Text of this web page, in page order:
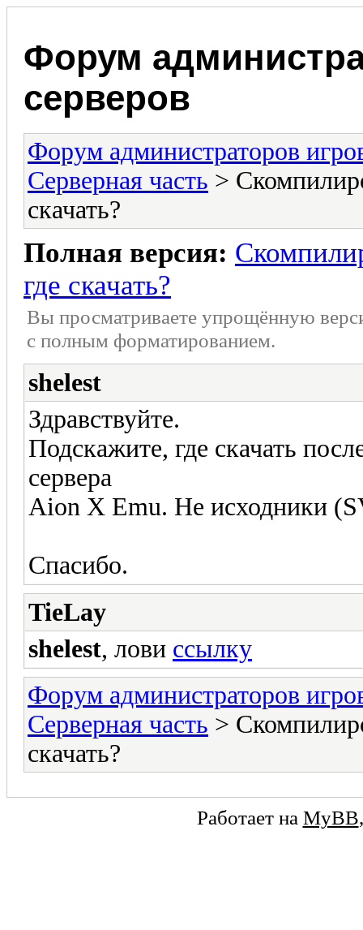
Форум
серверов
Форум администраторов
Серверная часть >
скачать?
Полная версия:
где скачать?
Вы просматриваете упрощённую
с полным форматированием.
shelest
Здравствуйте.
Подскажите, где скачать
сервера
Aion X Emu. Не исходники
Спасибо.
TieLay
shelest, лови ссылку
Форум администраторов
Серверная часть >
скачать?
Работает на MyBB